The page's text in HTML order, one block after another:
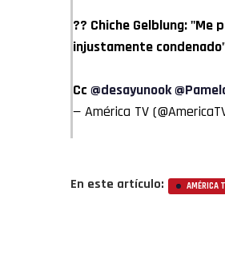
?? Chiche Gelblung: "Me
injustamente
Cc @desayunook
— América TV
En este artículo: AMÉRICA